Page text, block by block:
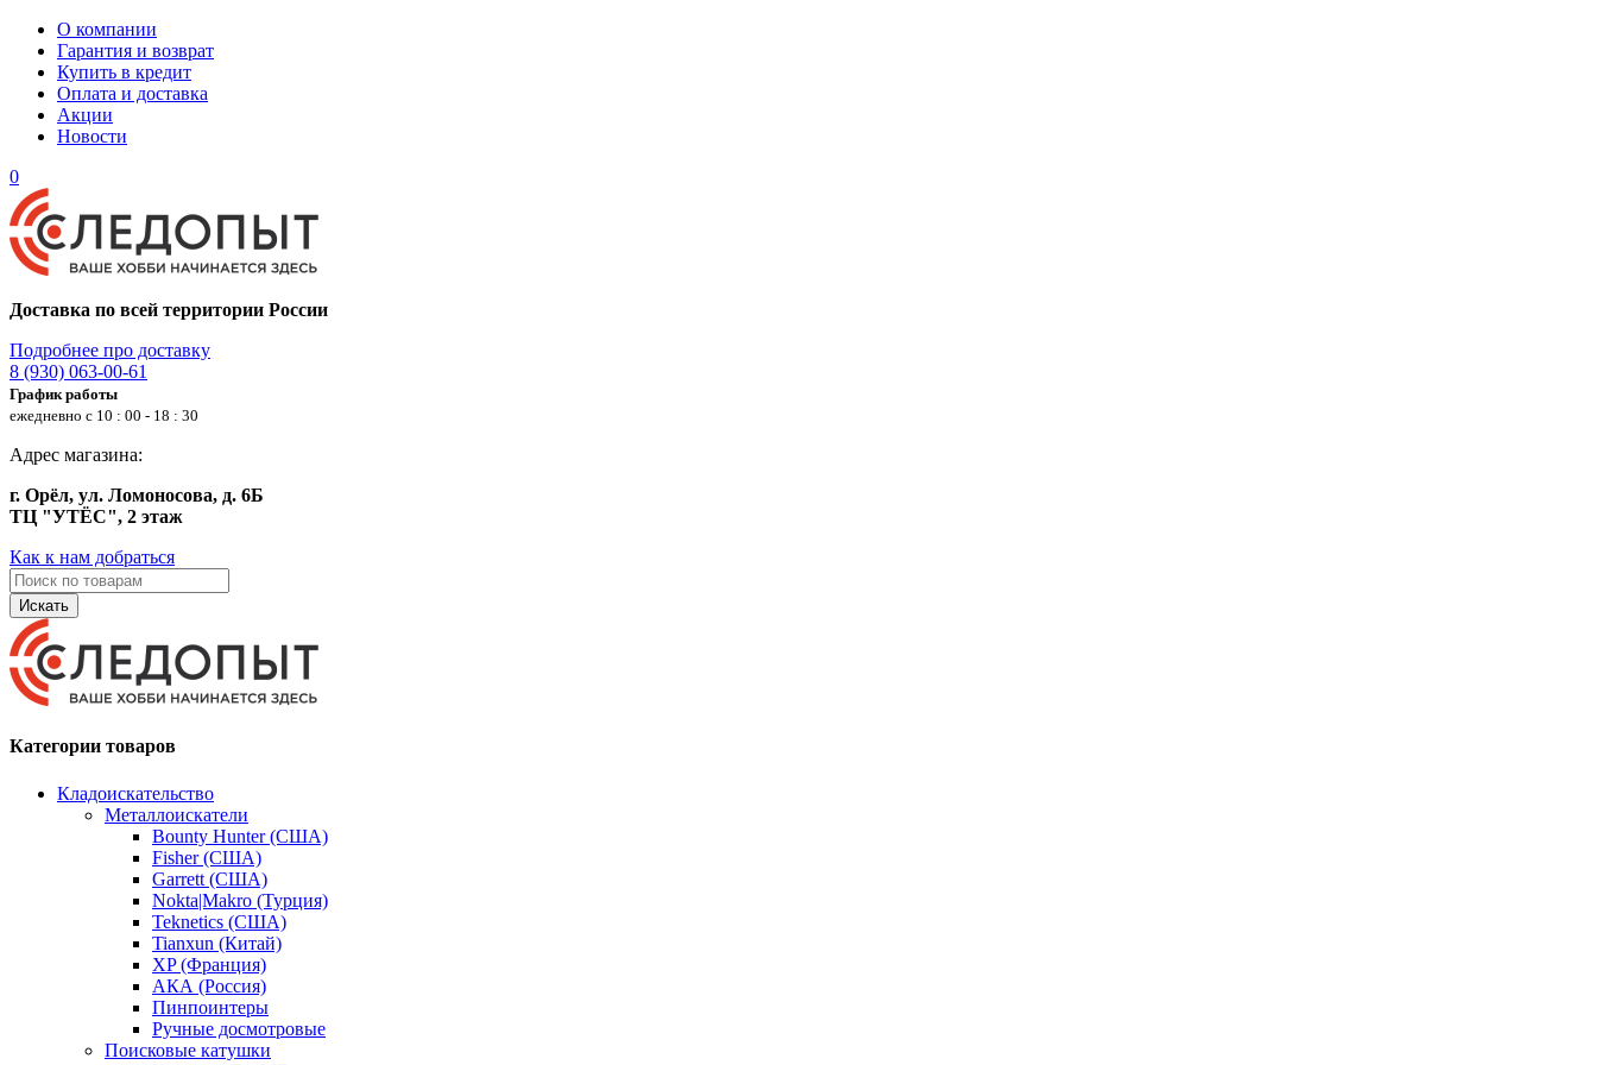
О компании
Гарантия и возврат
Купить в кредит
Оплата и доставка
Акции
Новости
0
Доставка по всей территории России
Подробнее про доставку
8 (930) 063-00-61
График работы
ежедневно с 10 : 00 - 18 : 30
Адрес магазина:
г. Орёл, ул. Ломоносова, д. 6Б
ТЦ "УТЁС", 2 этаж
Как к нам добраться
Искать
Категории товаров
Кладоискательство
Металлоискатели
Bounty Hunter (США)
Fisher (США)
Garrett (США)
Nokta|Makro (Турция)
Teknetics (США)
Tianxun (Китай)
XP (Франция)
АКА (Россия)
Пинпоинтеры
Ручные досмотровые
Поисковые катушки